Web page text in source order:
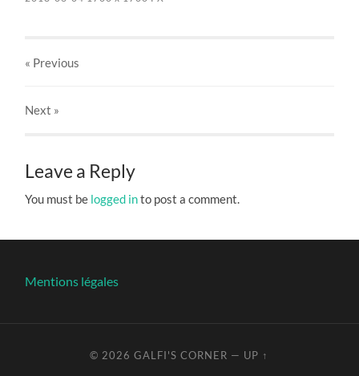
« Previous
Next »
Leave a Reply
You must be logged into post a comment.
Mentions légales
© 2026GALFI'S CORNER — UP ↑